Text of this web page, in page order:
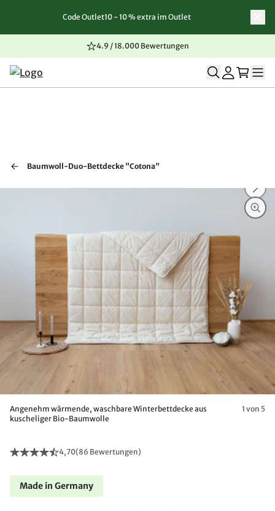
Zum Inhalt springen
Zur Navigation springen
Zum Seitenende springen
Code Outlet10 - 10 % extra im Outlet
4.9 / 18.000 Bewertungen
Baumwoll-Duo-Bettdecke "Cotona"
Angenehm wärmende, waschbare Winterbettdecke aus
kuscheliger Bio-Baumwolle
1 von 5
4,70(86 Bewertungen)
Made in Germany